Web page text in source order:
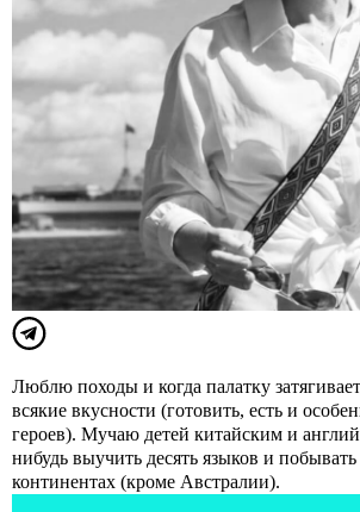
Люблю походы и когда палатку
всякие вкусности (готовить, есть и
героев). Мучаю детей китайским и
нибудь выучить десять языков и побывать
континентах (кроме Австралии).